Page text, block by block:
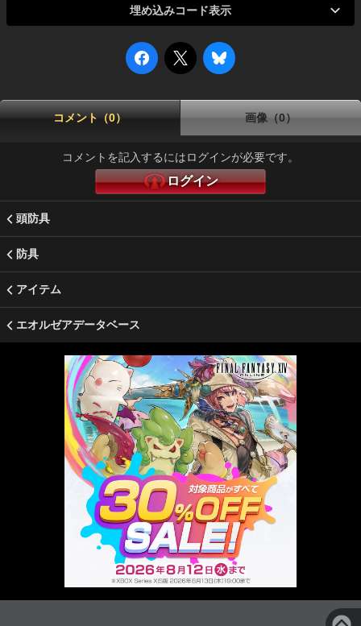
埋め込みコード表示
コメント（0） 画像（0）
コメントを記入するにはログインが必要です。
ログイン
頭防具
防具
アイテム
エオルゼアデータベース